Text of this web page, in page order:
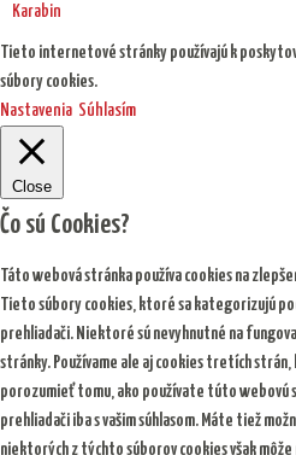
Karabin
Tieto internetové stránky používajú k
súbory cookies.
Nastavenia Súhlasím
Close
Čo sú Cookies?
Táto webová stránka používa cookies na
Tieto súbory cookies, ktoré sa kategorizujú
prehliadači. Niektoré sú nevyhnutné na
stránky. Používame ale aj cookies tretích
porozumieť tomu, ako používate túto webovú
prehliadači iba s vašim súhlasom. Máte tiež
niektorých z týchto súborov cookies však môže